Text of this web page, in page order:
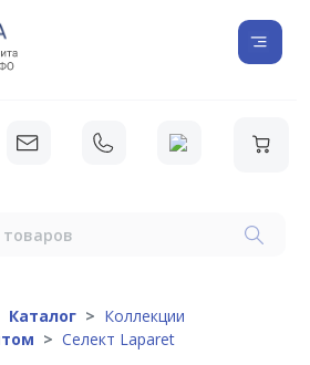
Каталог
Коллекции
Селект Laparet